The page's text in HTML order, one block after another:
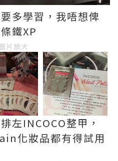
多學習，我唔想俾
鐵XP
片放大
左INCOCO整甲，
化妝品都有得試用